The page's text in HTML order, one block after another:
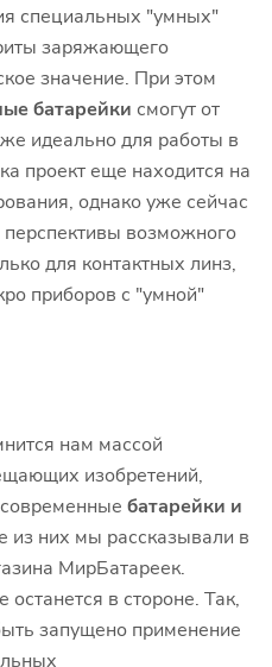
специальных "умных"
заряжающего
значение. При этом
батарейки смогут от
идеально для работы в
проект еще находится на
однако уже сейчас
возможного
для контактных линз,
приборов с "умной"
нам массой
изобретений,
батарейки и
из них мы рассказывали в
МирБатареек.
в стороне. Так,
запущено применение